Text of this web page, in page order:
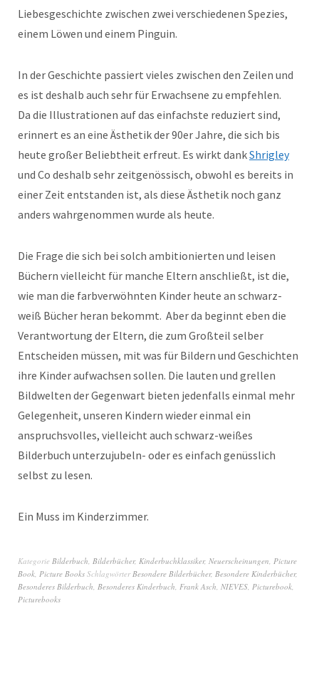
Liebesgeschichte zwischen zwei verschiedenen Spezies,
einem Löwen und einem Pinguin.
In der Geschichte passiert vieles zwischen den Zeilen und
es ist deshalb auch sehr für Erwachsene zu empfehlen.
Da die Illustrationen auf das einfachste reduziert sind,
erinnert es an eine Ästhetik der 90er Jahre, die sich bis
heute großer Beliebtheit erfreut. Es wirkt dankShrigley
und Co deshalb sehr zeitgenössisch, obwohl es bereits in
einer Zeit entstanden ist, als diese Ästhetik noch ganz
anders wahrgenommen wurde als heute.
Die Frage die sich bei solch ambitionierten und leisen
Büchern vielleicht für manche Eltern anschließt, ist die,
wie man die farbverwöhnten Kinder heute an schwarz-
weiß Bücher heran bekommt. Aber da beginnt eben die
Verantwortung der Eltern, die zum Großteil selber
Entscheiden müssen, mit was für Bildern und Geschichten
ihre Kinder aufwachsen sollen. Die lauten und grellen
Bildwelten der Gegenwart bieten jedenfalls einmal mehr
Gelegenheit, unseren Kindern wieder einmal ein
anspruchsvolles, vielleicht auch schwarz-weißes
Bilderbuch unterzujubeln- oder es einfach genüsslich
selbst zu lesen.
Ein Muss im Kinderzimmer.
Kategorie Bilderbuch, Bilderbücher, Kinderbuchklassiker, Neuerscheinungen, Picture
Book, Picture Books SchlagwörterBesondere Bilderbücher, Besondere Kinderbücher,
Besonderes Bilderbuch, Besonderes Kinderbuch, Frank Asch, NIEVES, Picturebook,
Picturebooks